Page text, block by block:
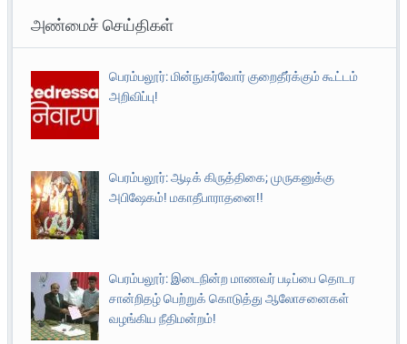
அண்மைச் செய்திகள்
பெரம்பலூர்: மின்நுகர்வோர் குறைதீர்க்கும் கூட்டம்
அறிவிப்பு!
பெரம்பலூர்: ஆடிக் கிருத்திகை; முருகனுக்கு
அபிஷேகம்! மகாதீபாராதனை!!
பெரம்பலூர்: இடைநின்ற மாணவர் படிப்பை தொடர
சான்றிதழ் பெற்றுக் கொடுத்து ஆலோசனைகள்
வழங்கிய நீதிமன்றம்!